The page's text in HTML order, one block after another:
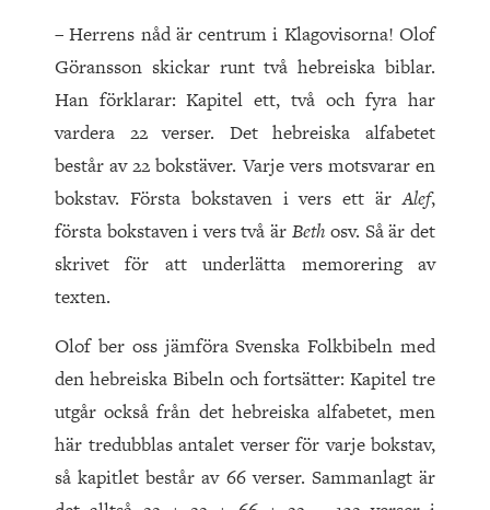
– Herrens nåd är centrum i Klagovisorna! Olof
Göransson skickar runt två hebreiska biblar.
Han förklarar: Kapitel ett, två och fyra har
vardera 22 verser. Det hebreiska alfabetet
består av 22 bokstäver. Varje vers motsvarar en
bokstav. Första bokstaven i vers ett ärAlef,
första bokstaven i vers två är Bethosv. Så är det
skrivet för att underlätta memorering av
texten.
Olof ber oss jämföra Svenska Folkbibeln med
den hebreiska Bibeln och fortsätter: Kapitel tre
utgår också från det hebreiska alfabetet, men
här tredubblas antalet verser för varje bokstav,
så kapitlet består av 66 verser. Sammanlagt är